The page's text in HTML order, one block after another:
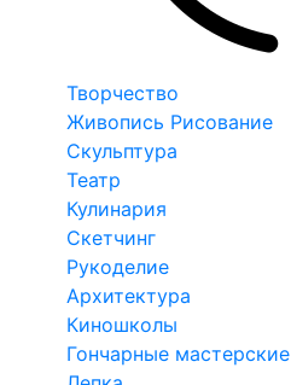
Творчество
Живопись Рисование
Скульптура
Театр
Кулинария
Скетчинг
Рукоделие
Архитектура
Киношколы
Гончарные мастерские